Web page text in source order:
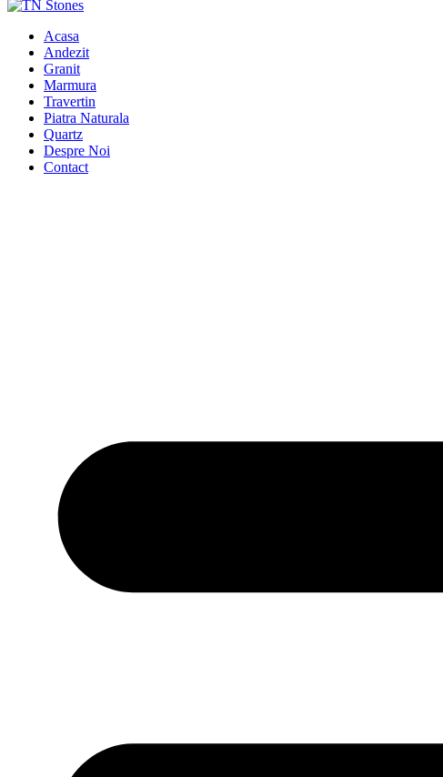
Acasa
Andezit
Granit
Marmura
Travertin
Piatra Naturala
Quartz
Despre Noi
Contact